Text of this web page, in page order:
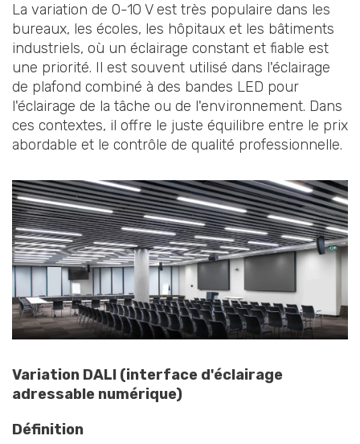
La variation de 0-10 V est très populaire dans les
bureaux, les écoles, les hôpitaux et les bâtiments
industriels, où un éclairage constant et fiable est
une priorité. Il est souvent utilisé dans l'éclairage
de plafond combiné à des bandes LED pour
l'éclairage de la tâche ou de l'environnement. Dans
ces contextes, il offre le juste équilibre entre le prix
abordable et le contrôle de qualité professionnelle.
Variation DALI (interface d'éclairage
adressable numérique)
Définition